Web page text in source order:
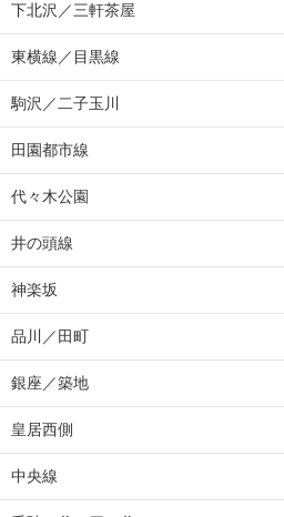
下北沢／三軒茶屋
東横線／目黒線
駒沢／二子玉川
田園都市線
代々木公園
井の頭線
神楽坂
品川／田町
銀座／築地
皇居西側
中央線